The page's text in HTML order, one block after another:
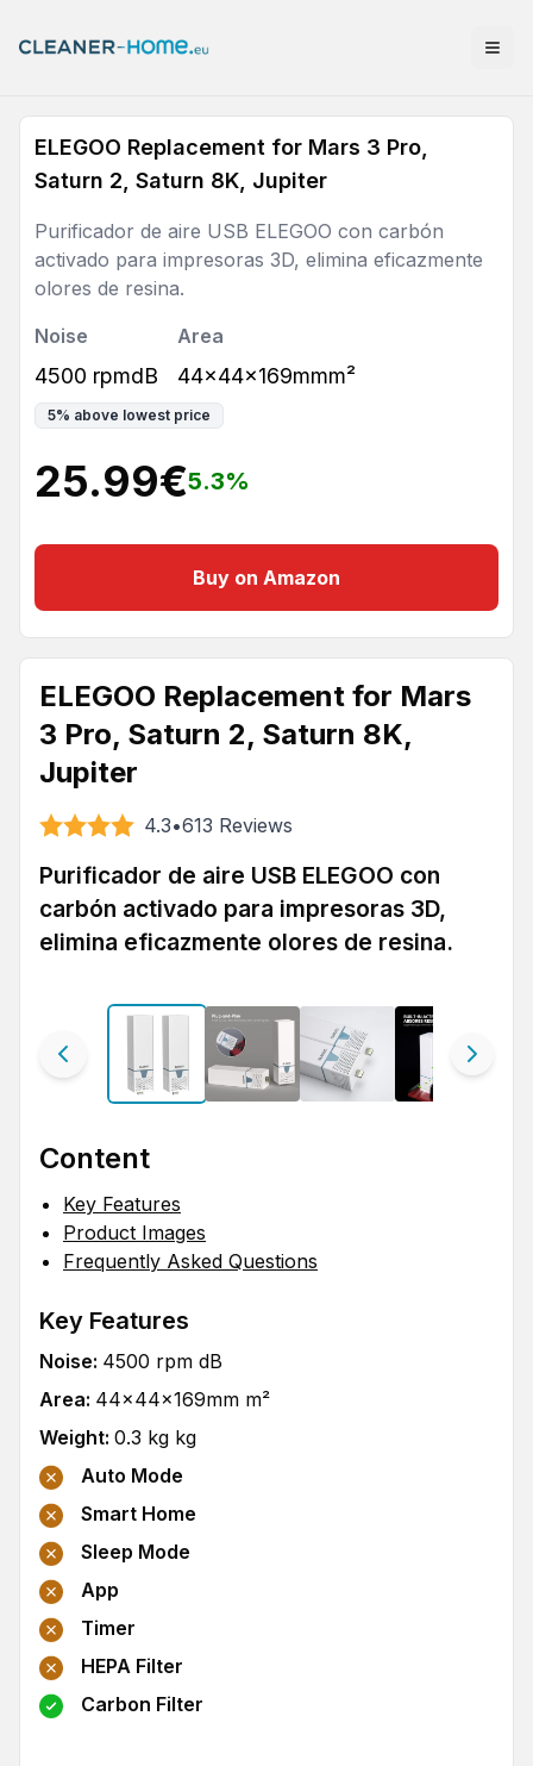
ELEGOO Replacement for Mars 3 Pro,
Saturn 2, Saturn 8K, Jupiter
Purificador de aire USB ELEGOO con carbón
activado para impresoras 3D, elimina eficazmente
olores de resina.
Noise
4500 rpmdB
Area
44x44x169mmm²
5% above lowest price
25.99€5.3%
Buy on Amazon
ELEGOO Replacement for Mars
3 Pro, Saturn 2, Saturn 8K,
Jupiter
4.3•613 Reviews
Purificador de aire USB ELEGOO con
carbón activado para impresoras 3D,
elimina eficazmente olores de resina.
Content
Key Features
Product Images
Frequently Asked Questions
Key Features
Noise: 4500 rpm dB
Area: 44x44x169mm m²
Weight: 0.3 kg kg
Auto Mode
Smart Home
Sleep Mode
App
Timer
HEPA Filter
Carbon Filter